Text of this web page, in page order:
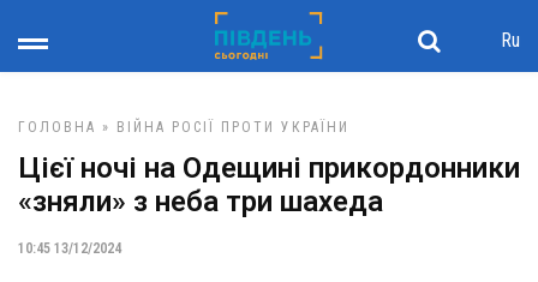
Ru
ГОЛОВНА » ВІЙНА РОСІЇ ПРОТИ УКРАЇНИ
Цієї ночі на Одещині прикордонники
«зняли» з неба три шахеда
10:45 13/12/2024